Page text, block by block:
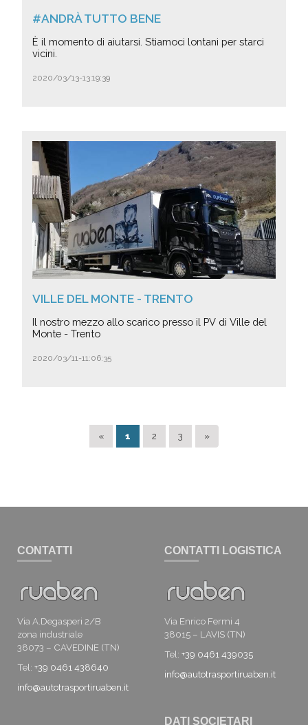
#ANDRÀ TUTTO BENE
È il momento di aiutarsi. Stiamoci lontani per starci
vicini.
2020/03/13-13:19:39
VILLE DEL MONTE - TRENTO
Il nostro mezzo allo scarico presso il PV di Ville del
Monte - Trento
2020/03/11-11:06:35
« 1 2 3 »
CONTATTI
Via A.Degasperi 2/B
zona industriale
38073 – CAVEDINE (TN)
Tel: +39 0461 438640
info@autotrasportiruaben.it
CONTATTI LOGISTICA
Via Enrico Fermi 4
38015 – LAVIS (TN)
Tel: +39 0461 439035
info@autotrasportiruaben.it
DATI SOCIETARI